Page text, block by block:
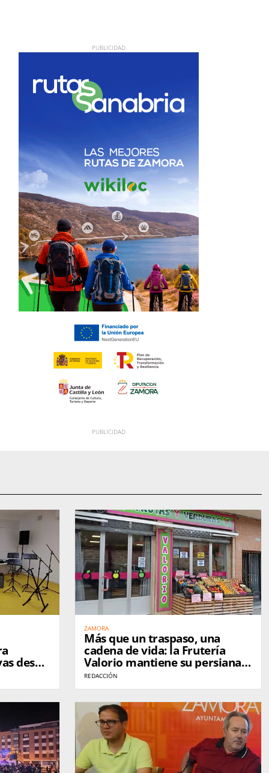
desde
ZAMORA
Más que un traspaso, una
cadena de vida: la Frutería
Valorio mantiene su persiana
levantada en Zamora
REDACCIÓN